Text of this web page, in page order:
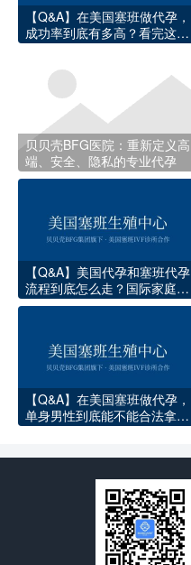
【Q&A】在美国塞班做代孕，
成功率到底有多高？看完这些
贝贝壳BFG医院：重新定义高
端、安全、隐私的专业代孕
【Q&A】美国代孕和塞班代孕
流程到底怎么走？国际家庭必
知的完整指南
【Q&A】在美国塞班做代孕，
单身男性到底能不能合法拿到